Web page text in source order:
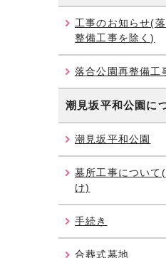
工事のお知らせ(
整備工事を除く)
落合公園再整備工
潮見坂平和公園 に
潮見坂平和公園
墓所工事について
け)
手続き
合葬式墓地